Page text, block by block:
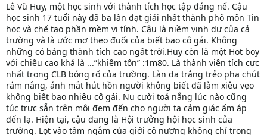
Lê Vũ Huy, một học sinh với thành tích học tập đáng nể. Cậu
học sinh 17 tuổi này đã ba lần đạt giải nhất thành phố môn Tin
học và chế tạo phần mềm vi tính. Cậu là niềm vinh dự của cả
trường và là ước mơ theo đuổi của biết bao cô gái. Không
những có bảng thành tích cao ngất trời.Huy còn là một Hot boy
với chiều cao khá là ...”khiêm tốn” :1m80. Là thành viên tích cực
nhất trong CLB bóng rổ của trường. Làn da trắng trẻo pha chút
rám nắng, ánh mắt hút hồn người không biết đã làm xiêu vẹo
không biết bao nhiêu cô gái. Nụ cười toả nắng lúc nào cũng
túc trực sẵn trên môi đem đến cho người ta cảm giác ấm áp
đến lạ. Hiện tại, cậu đang là Hội trưởng hội học sinh của
trường. Lọt vào tầm ngắm của giới cô nương không chỉ trong